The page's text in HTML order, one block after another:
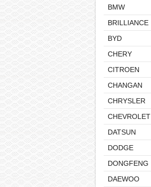
BMW
BRILLIANCE
BYD
CHERY
CITROEN
CHANGAN
CHRYSLER
CHEVROLET
DATSUN
DODGE
DONGFENG
DAEWOO